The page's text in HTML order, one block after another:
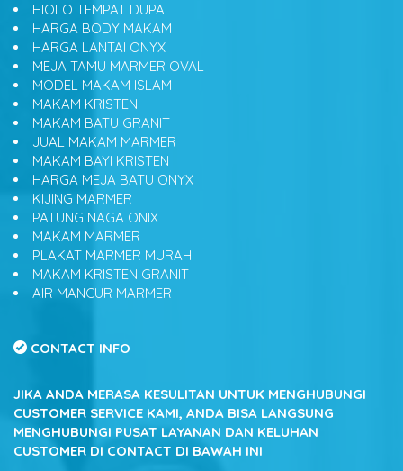
HIOLO TEMPAT DUPA
HARGA BODY MAKAM
HARGA LANTAI ONYX
MEJA TAMU MARMER OVAL
MODEL MAKAM ISLAM
MAKAM KRISTEN
MAKAM BATU GRANIT
JUAL MAKAM MARMER
MAKAM BAYI KRISTEN
HARGA MEJA BATU ONYX
KIJING MARMER
PATUNG NAGA ONIX
MAKAM MARMER
PLAKAT MARMER MURAH
MAKAM KRISTEN GRANIT
AIR MANCUR MARMER
CONTACT INFO
JIKA ANDA MERASA KESULITAN UNTUK MENGHUBUNGI
CUSTOMER SERVICE KAMI, ANDA BISA LANGSUNG
MENGHUBUNGI PUSAT LAYANAN DAN KELUHAN
CUSTOMER DI CONTACT DI BAWAH INI